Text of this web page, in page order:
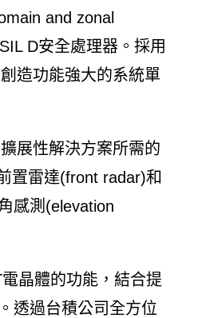
and zonal
D安全處理器。採用
造功能強大的系統單
展性解決方案所需的
置雷達(front radar)和
感測(elevation
晶體的功能，結合提
透過台積公司全方位